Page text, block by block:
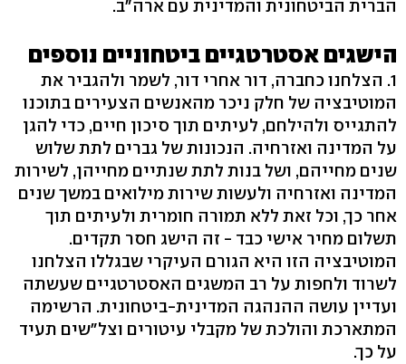
הברית הביטחונית והמדינית עם ארה"ב.
הישגים אסטרטגיים ביטחוניים נוספים
1. הצלחנו כחברה, דור אחרי דור, לשמר ולהגביר את
המוטיבציה של חלק ניכר מהאנשים הצעירים בתוכנו
להתגייס ולהילחם, לעיתים תוך סיכון חיים, כדי להגן
על המדינה ואזרחיה. הנכונות של גברים לתת שלוש
שנים מחייהם, ושל בנות לתת שנתיים מחייהן, לשירות
המדינה ואזרחיה ולעשות שירות מילואים במשך שנים
אחר כך, וכל זאת ללא תמורה חומרית ולעיתים תוך
תשלום מחיר אישי כבד - זה הישג חסר תקדים.
המוטיבציה הזו היא הגורם העיקרי שבגללו הצלחנו
לשרוד ולחפות על רב המשגים האסטרטגיים שעשתה
ועדיין עושה ההנהגה המדינית-ביטחונית. הרשימה
המתארכת והולכת של מקבלי עיטורים וצל"שים תעיד
על כך.